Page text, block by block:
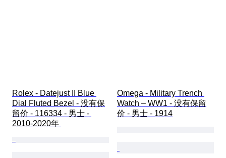
Rolex - Datejust II Blue
Dial Fluted Bezel - 没有保
留价 - 116334 - 男士 -
2010-2020年
Omega - Military Trench
Watch – WW1 - 没有保留
价 - 男士 - 1914